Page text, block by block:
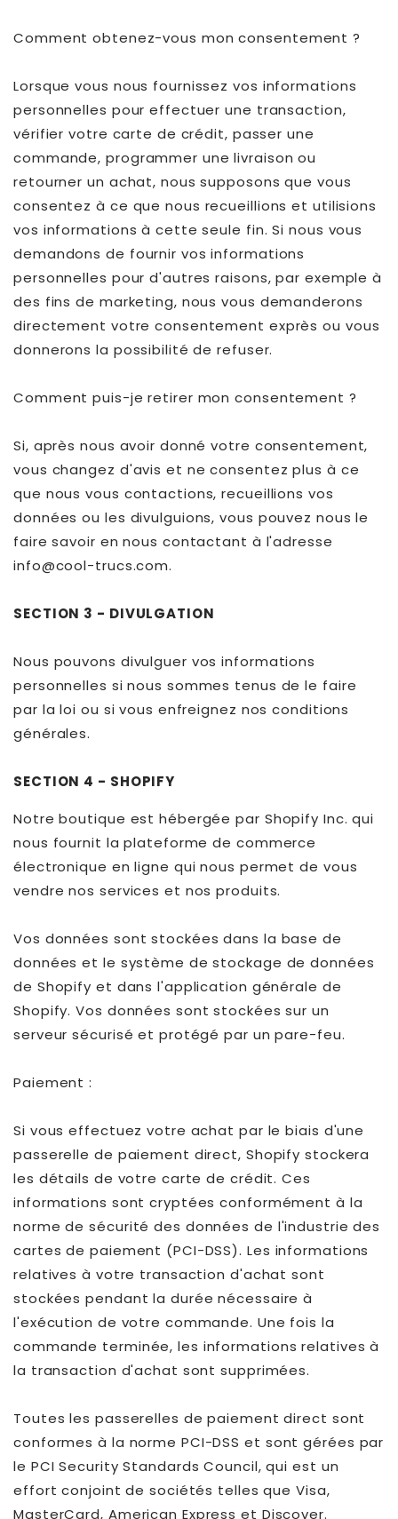
Comment obtenez-vous mon consentement ?
Lorsque vous nous fournissez vos informations
personnelles pour effectuer une transaction,
vérifier votre carte de crédit, passer une
commande, programmer une livraison ou
retourner un achat, nous supposons que vous
consentez à ce que nous recueillions et utilisions
vos informations à cette seule fin. Si nous vous
demandons de fournir vos informations
personnelles pour d'autres raisons, par exemple à
des fins de marketing, nous vous demanderons
directement votre consentement exprès ou vous
donnerons la possibilité de refuser.
Comment puis-je retirer mon consentement ?
Si, après nous avoir donné votre consentement,
vous changez d'avis et ne consentez plus à ce
que nous vous contactions, recueillions vos
données ou les divulguions, vous pouvez nous le
faire savoir en nous contactant à l'adresse
info@cool-trucs.com.
SECTION 3 - DIVULGATION
Nous pouvons divulguer vos informations
personnelles si nous sommes tenus de le faire
par la loi ou si vous enfreignez nos conditions
générales.
SECTION 4 - SHOPIFY
Notre boutique est hébergée par Shopify Inc. qui
nous fournit la plateforme de commerce
électronique en ligne qui nous permet de vous
vendre nos services et nos produits.
Vos données sont stockées dans la base de
données et le système de stockage de données
de Shopify et dans l'application générale de
Shopify. Vos données sont stockées sur un
serveur sécurisé et protégé par un pare-feu.
Paiement :
Si vous effectuez votre achat par le biais d'une
passerelle de paiement direct, Shopify stockera
les détails de votre carte de crédit. Ces
informations sont cryptées conformément à la
norme de sécurité des données de l'industrie des
cartes de paiement (PCI-DSS). Les informations
relatives à votre transaction d'achat sont
stockées pendant la durée nécessaire à
l'exécution de votre commande. Une fois la
commande terminée, les informations relatives à
la transaction d'achat sont supprimées.
Toutes les passerelles de paiement direct sont
conformes à la norme PCI-DSS et sont gérées par
le PCI Security Standards Council, qui est un
effort conjoint de sociétés telles que Visa,
MasterCard, American Express et Discover.